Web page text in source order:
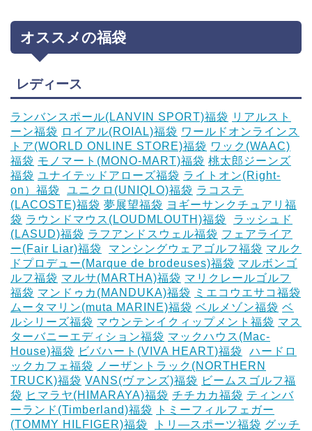
オススメの福袋
レディース
ランバンスポール(LANVIN SPORT)福袋 リアルスト
ーン福袋 ロイアル(ROIAL)福袋 ワールドオンラインス
トア(WORLD ONLINE STORE)福袋 ワック(WAAC)
福袋 モノマート(MONO-MART)福袋 桃太郎ジーンズ
福袋 ユナイテッドアローズ福袋 ライトオン(Right-
on）福袋
ユニクロ(UNIQLO)福袋 ラコステ
(LACOSTE)福袋 夢展望福袋 ヨギーサンクチュアリ福
袋 ラウンドマウス(LOUDMLOUTH)福袋
ラッシュド
(LASUD)福袋 ラフアンドスウェル福袋 フェアライア
ー(Fair Liar)福袋
マンシングウェアゴルフ福袋 マルク
ドプロデュー(Marque de brodeuses)福袋 マルボンゴ
ルフ福袋 マルサ(MARTHA)福袋 マリクレールゴルフ
福袋 マンドゥカ(MANDUKA)福袋
ミエコウエサコ福袋
ムータマリン(muta MARINE)福袋 ベルメゾン福袋 ベ
ルシリーズ福袋 マウンテンイクィップメント福袋 マス
ターバニーエディション福袋 マックハウス(Mac-
House)福袋 ビバハート(VIVA HEART)福袋
ハードロ
ックカフェ福袋
ノーザントラック(NORTHERN
TRUCK)福袋 VANS(ヴァンズ)福袋 ビームスゴルフ福
袋 ヒマラヤ(HIMARAYA)福袋 チチカカ福袋 ティンバ
ーランド(Timberland)福袋
トミーフィルフェガー
(TOMMY HILFIGER)福袋
トリ―スポーツ福袋 グッチ